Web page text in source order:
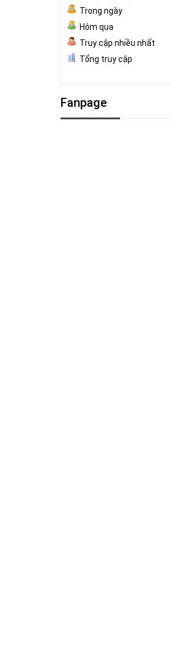
Trong ngày
Hôm qua
Truy cập nhiều nhất
Tổng truy cập
Fanpage